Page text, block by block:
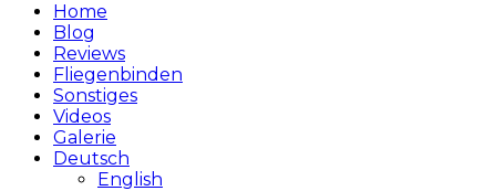
Home
Blog
Reviews
Fliegenbinden
Sonstiges
Videos
Galerie
Deutsch
English